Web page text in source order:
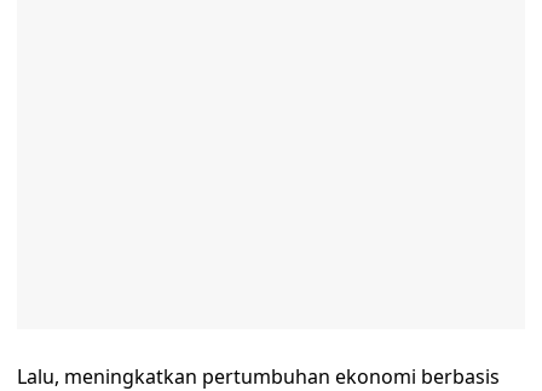
Lalu, meningkatkan pertumbuhan ekonomi berbasis